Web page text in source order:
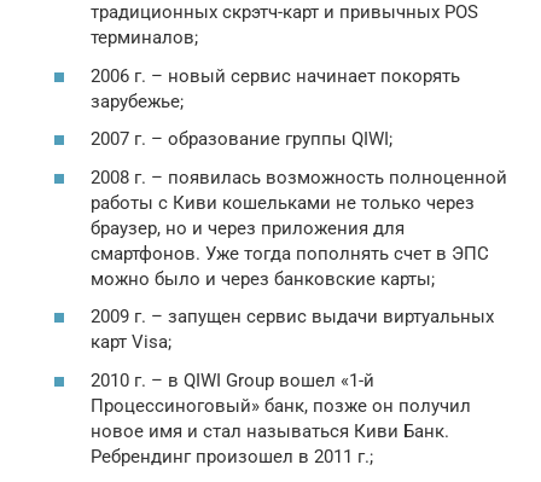
традиционных скрэтч-карт и привычных POS
терминалов;
2006 г. – новый сервис начинает покорять
зарубежье;
2007 г. – образование группы QIWI;
2008 г. – появилась возможность полноценной
работы с Киви кошельками не только через
браузер, но и через приложения для
смартфонов. Уже тогда пополнять счет в ЭПС
можно было и через банковские карты;
2009 г. – запущен сервис выдачи виртуальных
карт Visa;
2010 г. – в QIWI Group вошел «1-й
Процессиноговый» банк, позже он получил
новое имя и стал называться Киви Банк.
Ребрендинг произошел в 2011 г.;